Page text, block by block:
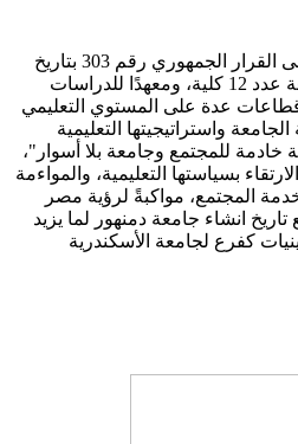
تأسست جامعة دمنهور بمقتضى القرار الجمهوري رقم 303 بتاريخ
26-10-2010، هذا وتضم الجامعة عدد 12 كلية، ومعهدًا للدراسات
قطاعات عدة على المستوي التعليمي
واستراتيجيتها التعليمية
خادمة للمجتمع وجامعة بلا أسوار"،
بسياستها التعليمية، والمواءمة
المجتمع، مواكبةً لرؤية مصر
تاريخ انشاء جامعة دمنهور لما يزيد
كفرع لجامعة الأسكندرية